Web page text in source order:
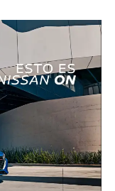
Quiñones, quien
abrir el
tardó en reflejarse
en zona alta
a Raúl Jiménez,
para firmar el 2-
“Tala” Rangel